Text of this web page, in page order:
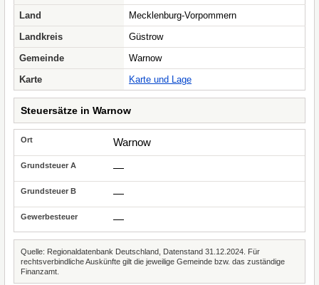
Land
Mecklenburg-Vorpommern
Landkreis
Güstrow
Gemeinde
Warnow
Karte
Karte und Lage
Steuersätze in Warnow
Warnow
—
—
—
Quelle: Regionaldatenbank Deutschland, Datenstand 31.12.2024. Für
rechtsverbindliche Auskünfte gilt die jeweilige Gemeinde bzw. das zuständige
Finanzamt.